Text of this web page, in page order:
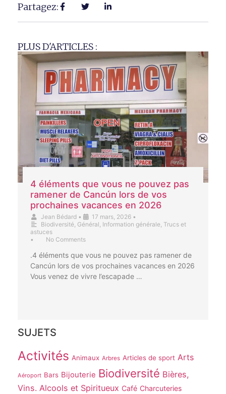
Partagez:
PLUS D'ARTICLES :
4 éléments que vous ne pouvez pas
ramener de Cancún lors de vos
prochaines vacances en 2026
Jean Bédard • 17 mars, 2026 •
Biodiversité, Général, Information générale, Trucs et
astuces
•
No Comments
.4 éléments que vous ne pouvez pas ramener de
Cancún lors de vos prochaines vacances en 2026
Vous venez de vivre l’escapade …
SUJETS
Activités Animaux Arbres Articles de sport Arts
Aéroport Bars Bijouterie Biodiversité Bières,
Vins. Alcools et Spiritueux Café Charcuteries